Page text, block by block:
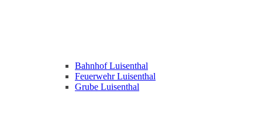
Bahnhof Luisenthal
Feuerwehr Luisenthal
Grube Luisenthal